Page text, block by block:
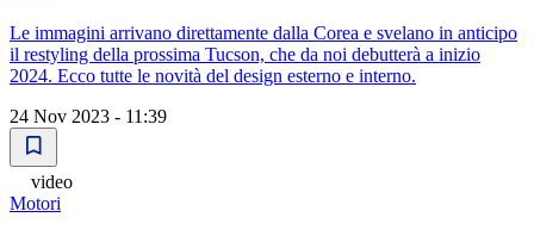
Le immagini arrivano direttamente dalla Corea e svelano in anticipo
il restyling della prossima Tucson, che da noi debutterà a inizio
2024. Ecco tutte le novità del design esterno e interno.
24 Nov 2023 - 11:39
video
Motori